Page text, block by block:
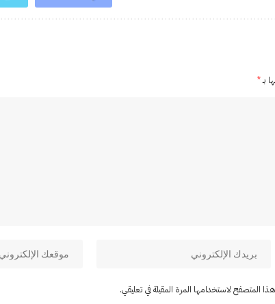
بـ*
المتصفح لاستخدامها المرة المقبلة في تعليقي.